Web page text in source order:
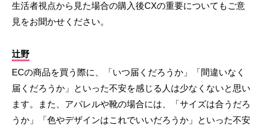
生活者視点から見た場合の購入後CXの重要についてもご意
見をお聞かせください。
辻野
ECの商品を買う際に、「いつ届くだろうか」「間違いなく
届くだろうか」といった不安を感じる人は少なくないと思い
ます。また、アパレルや靴の場合には、「サイズは合うだろ
うか」「色やデザインはこれでいいだろうか」といった不安